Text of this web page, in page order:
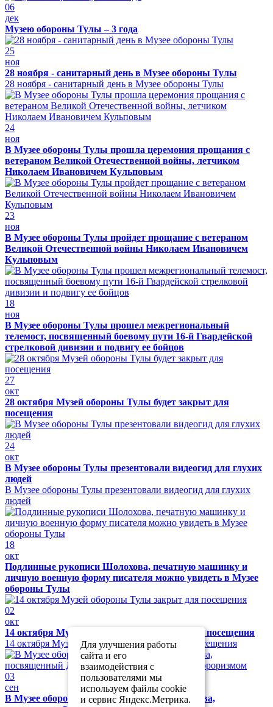
06
дек
Музею обороны Тулы – 3 года
25
ноя
28 ноября - санитарный день в Музее обороны Тулы
28 ноября - санитарный день в Музее обороны Тулы
24
ноя
В Музее обороны Тулы прошла церемония прощания с
ветераном Великой Отечественной войны, летчиком
Николаем Ивановичем Кульповым
23
ноя
В Музее обороны Тулы пройдет прощание с ветераном
Великой Отечественной войны Николаем Ивановичем
Кульповым
18
ноя
В Музее обороны Тулы прошел межрегиональный
телемост, посвященный боевому пути 16-й Гвардейской
стрелковой дивизии и подвигу ее бойцов
27
окт
28 октября Музей обороны Тулы будет закрыт для
посещения
24
окт
В Музее обороны Тулы презентовали видеогид для глухих
людей
В Музее обороны Тулы презентовали видеогид для глухих
людей
18
окт
Подлинные рукописи Шолохова, печатную машинку и
личную военную форму писателя можно увидеть в Музее
обороны Тулы
02
окт
14 октября Музей обороны Тулы закрыт для посещения
14 октября Музей обороны Тулы закрыт для посещения
03
сен
В Музее обороны Тулы прошел урок мужества,
Для улучшения работы
сайта и его
взаимодействия с
пользователями мы
используем файлы cookie
и сервис Яндекс.Метрика.